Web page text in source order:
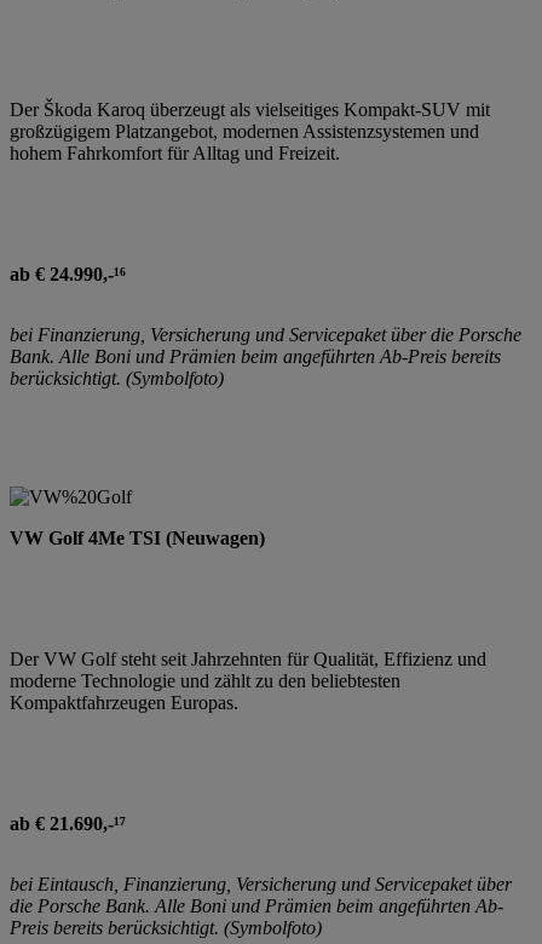
Der Škoda Karoq überzeugt als vielseitiges Kompakt-SUV mit
großzügigem Platzangebot, modernen Assistenzsystemen und
hohem Fahrkomfort für Alltag und Freizeit.
ab € 24.990,-¹⁶
bei Finanzierung, Versicherung und Servicepaket über die Porsche
Bank. Alle Boni und Prämien beim angeführten Ab-Preis bereits
berücksichtigt. (Symbolfoto)
VW Golf 4Me TSI (Neuwagen)
Der VW Golf steht seit Jahrzehnten für Qualität, Effizienz und
moderne Technologie und zählt zu den beliebtesten
Kompaktfahrzeugen Europas.
ab € 21.690,-¹⁷
bei Eintausch, Finanzierung, Versicherung und Servicepaket über
die Porsche Bank. Alle Boni und Prämien beim angeführten Ab-
Preis bereits berücksichtigt. (Symbolfoto)